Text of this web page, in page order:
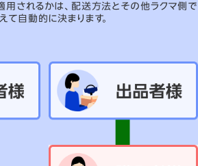
用されるかは、配送方法とその他ラクマ側で
自動的に決まります。